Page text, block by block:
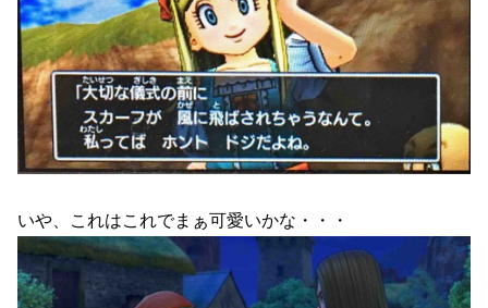
いや、これはこれでまぁ可愛いかな・・・